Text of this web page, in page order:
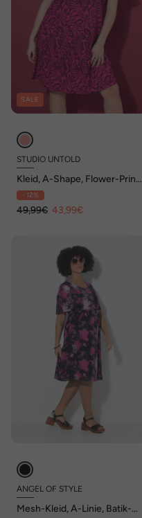
SALE
STUDIO UNTOLD
Kleid, A-Shape, Flower-Print,
weiter Halbarm
- 12%
49,99€ 43,99€
ANGEL OF STYLE
Mesh-Kleid, A-Linie, Batik-